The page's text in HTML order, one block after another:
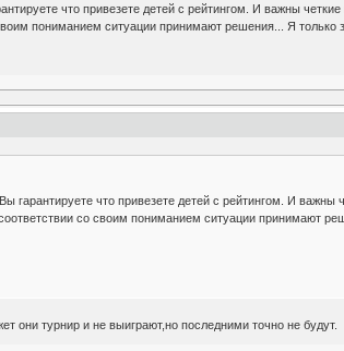
что привезете детей с рейтингом. И важны
пониманием ситуации принимают решения... Я только
что привезете детей с рейтингом. И важны
со своим пониманием ситуации принимают
они турнир и не выиграют,но последними точно не будут.